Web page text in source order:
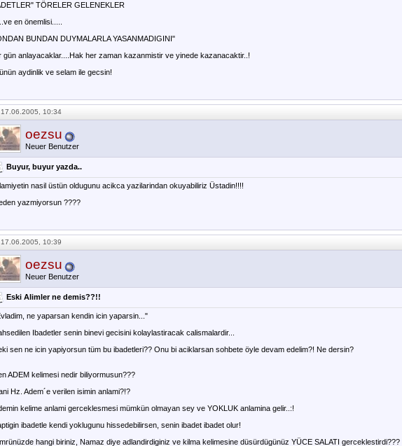
TÖRELER GELENEKLER
en önemlisi.....
BUNDAN DUYMALARLA YASANMADIGINI"
gün anlayacaklar....Hak her zaman kazanmistir ve yinede kazanacaktir..!
aydinlik ve selam ile gecsin!
17.06.2005, 10:34
oezsu
Neuer Benutzer
Buyur, buyur yazda..
nasil üstün oldugunu acikca yazilarindan okuyabiliriz Üstadin!!!!
yazmiyorsun ????
17.06.2005, 10:39
oezsu
Neuer Benutzer
Eski Alimler ne demis??!!
ne yaparsan kendin icin yaparsin..."
Ibadetler senin binevi gecisini kolaylastiracak calismalardir...
sen ne icin yapiyorsun tüm bu ibadetleri?? Onu bi aciklarsan sohbete öyle devam edelim?! Ne dersin?
ADEM kelimesi nedir biliyormusun???
Hz. Adem´e verilen isimin anlami?!?
kelime anlami gerceklesmesi mümkün olmayan sey ve YOKLUK anlamina gelir..:!
ibadetle kendi yoklugunu hissedebilirsen, senin ibadet ibadet olur!
hangi biriniz, Namaz diye adlandirdiginiz ve kilma kelimesine düsürdügünüz YÜCE SALATI gerceklestirdi???